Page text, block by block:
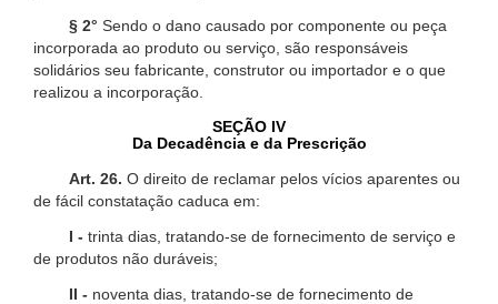
§ 2° Sendo o dano causado por componente ou peça
incorporada ao produto ou serviço, são responsáveis
solidários seu fabricante, construtor ou importador e o que
realizou a incorporação.
SEÇÃO IV
Da Decadência e da Prescrição
Art. 26. O direito de reclamar pelos vícios aparentes ou
de fácil constatação caduca em:
I - trinta dias, tratando-se de fornecimento de serviço e
de produtos não duráveis;
II - noventa dias, tratando-se de fornecimento de